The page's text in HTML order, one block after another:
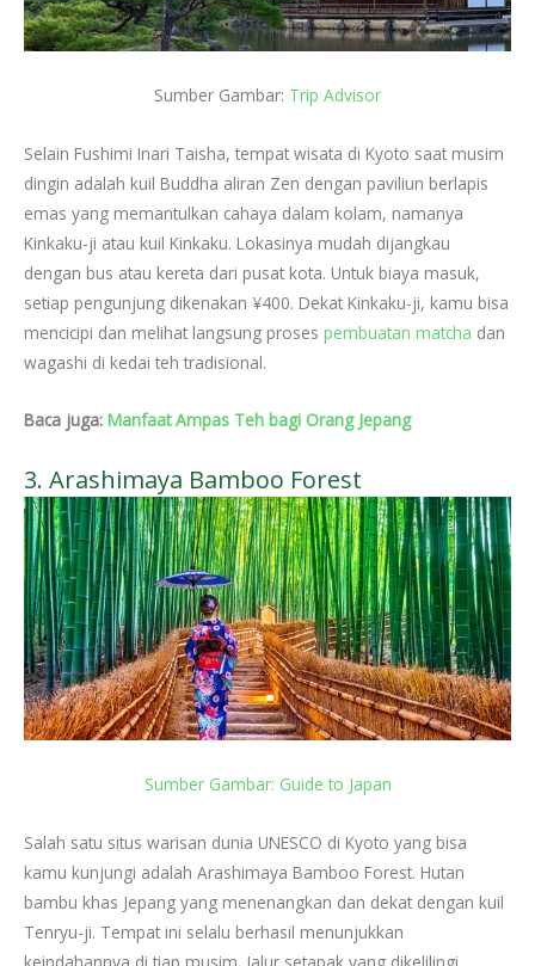
Sumber Gambar: Trip Advisor
Selain Fushimi Inari Taisha, tempat wisata di Kyoto saat musim
dingin adalah kuil Buddha aliran Zen dengan paviliun berlapis
emas yang memantulkan cahaya dalam kolam, namanya
Kinkaku-ji atau kuil Kinkaku. Lokasinya mudah dijangkau
dengan bus atau kereta dari pusat kota. Untuk biaya masuk,
setiap pengunjung dikenakan ¥400. Dekat Kinkaku-ji, kamu bisa
mencicipi dan melihat langsung proses pembuatan matcha dan
wagashi di kedai teh tradisional.
Baca juga: Manfaat Ampas Teh bagi Orang Jepang
3. Arashimaya Bamboo Forest
Sumber Gambar: Guide to Japan
Salah satu situs warisan dunia UNESCO di Kyoto yang bisa
kamu kunjungi adalah Arashimaya Bamboo Forest. Hutan
bambu khas Jepang yang menenangkan dan dekat dengan kuil
Tenryu-ji. Tempat ini selalu berhasil menunjukkan